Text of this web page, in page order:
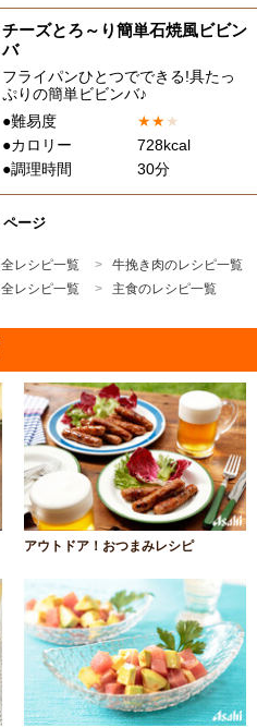
チーズとろ～り簡単石焼風ビビン
バ
フライパンひとつでできる!具たっ
ぷりの簡単ビビンバ♪
●難易度
★★★
●カロリー
728kcal
●調理時間
30分
ページ
全レシピ一覧
牛挽き肉のレシピ一覧
全レシピ一覧 主食のレシピ一覧
アウトドア！おつまみレシピ